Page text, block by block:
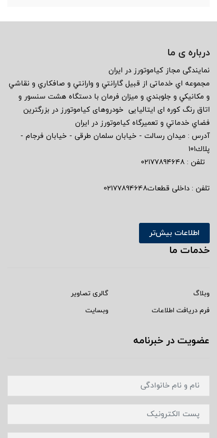
درباره ی ما
نمايندگى مجاز كياموتورز در ايران
مجموعه اي خدماتى از قبيل گارانتي و وارانتي و صافكاري و نقاشي
و مكانيكي و جلوبندي و ميزان فرمان با دستگاه هشت سنسور و
اتاق رنگ كوره اى ايتاليايى خودروهاى كياموتورز در بزرگترين
فضاي خدماتي و تعميرگاه كياموتورز در ايران
آدرس : ميدان رسالت - خيابان سلمان طرقى - خيابان فرجام -
پلاك١٠١
تلفن : ٠٢١٧٧٨٩٤٦٤٨
تلفن : داخلی قطعات02177894648
اطلاعات بیش‌تر
خدمات ما
وبلاگ
گالری تصاویر
فرم دریافت اطلاعات
وبسایت
عضویت در خبرنامه